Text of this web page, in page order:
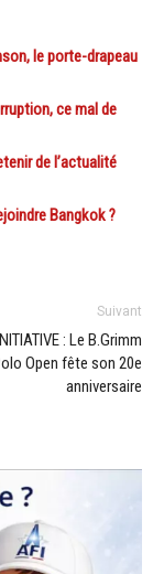
le porte-drapeau
ce mal de
de l’actualité
Bangkok ?
Suivant
: Le B.Grimm
Open fête son 20e
anniversaire